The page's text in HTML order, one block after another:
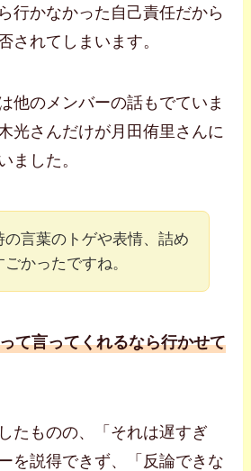
行かなかった自己責任だから
されてしまいます。
他のメンバーの話もでていま
光さんだけが月田侑里さんに
ました。
の言葉のトゲや表情、詰め
かったですね。
て言ってくれるなら行かせて
たものの、「それは遅すぎ
を説得できず、「反論できな